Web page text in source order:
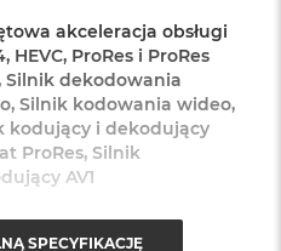
zaskakująco smukły, dostępny w
desktop all‑in‑one będzie
M4
akceleracja obsługi
HEVC, ProRes i ProRes
Silnik dekodowania
Silnik kodowania wideo,
kodujący i dekodujący
ProRes, Silnik
AV1
SPECYFIKACJĘ